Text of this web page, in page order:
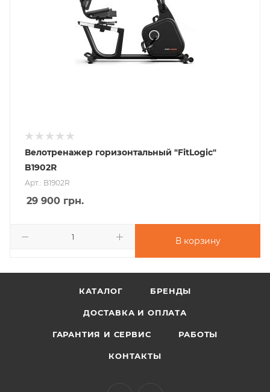
Велотренажер горизонтальный "FitLogic"
B1902R
Арт.: B1902R
29 900 грн.
В корзину
КАТАЛОГ БРЕНДЫ
ДОСТАВКА И ОПЛАТА
ГАРАНТИЯ И СЕРВИС РАБОТЫ
КОНТАКТЫ